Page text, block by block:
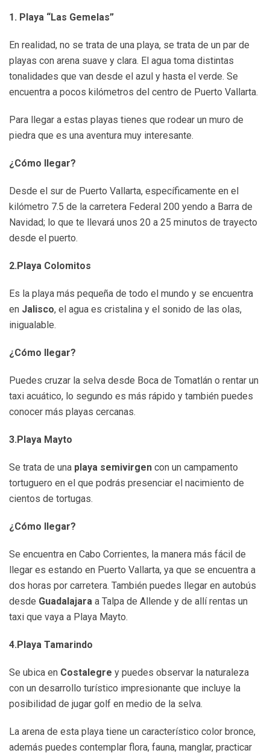
1. Playa “Las Gemelas”
En realidad, no se trata de una playa, se trata de un par de
playas con arena suave y clara. El agua toma distintas
tonalidades que van desde el azul y hasta el verde. Se
encuentra a pocos kilómetros del centro de Puerto Vallarta.
Para llegar a estas playas tienes que rodear un muro de
piedra que es una aventura muy interesante.
¿Cómo llegar?
Desde el sur de Puerto Vallarta, específicamente en el
kilómetro 7.5 de la carretera Federal 200 yendo a Barra de
Navidad; lo que te llevará unos 20 a 25 minutos de trayecto
desde el puerto.
2.Playa Colomitos
Es la playa más pequeña de todo el mundo y se encuentra
en Jalisco, el agua es cristalina y el sonido de las olas,
inigualable.
¿Cómo llegar?
Puedes cruzar la selva desde Boca de Tomatlán o rentar un
taxi acuático, lo segundo es más rápido y también puedes
conocer más playas cercanas.
3.Playa Mayto
Se trata de una playa semivirgen con un campamento
tortuguero en el que podrás presenciar el nacimiento de
cientos de tortugas.
¿Cómo llegar?
Se encuentra en Cabo Corrientes, la manera más fácil de
llegar es estando en Puerto Vallarta, ya que se encuentra a
dos horas por carretera. También puedes llegar en autobús
desde Guadalajara a Talpa de Allende y de allí rentas un
taxi que vaya a Playa Mayto.
4.Playa Tamarindo
Se ubica en Costalegre y puedes observar la naturaleza
con un desarrollo turístico impresionante que incluye la
posibilidad de jugar golf en medio de la selva.
La arena de esta playa tiene un característico color bronce,
además puedes contemplar flora, fauna, manglar, practicar